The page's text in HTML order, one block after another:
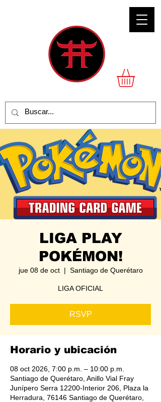
LIGA PLAY
POKÉMON!
jue 08 de oct
  |
Santiago de Querétaro
LIGA OFICIAL
RSVP
Horario y ubicación
08 oct 2026, 7:00 p.m. – 10:00 p.m.
Santiago de Querétaro, Anillo Vial Fray
Junípero Serra 12200-Interior 206, Plaza la
Herradura, 76146 Santiago de Querétaro,